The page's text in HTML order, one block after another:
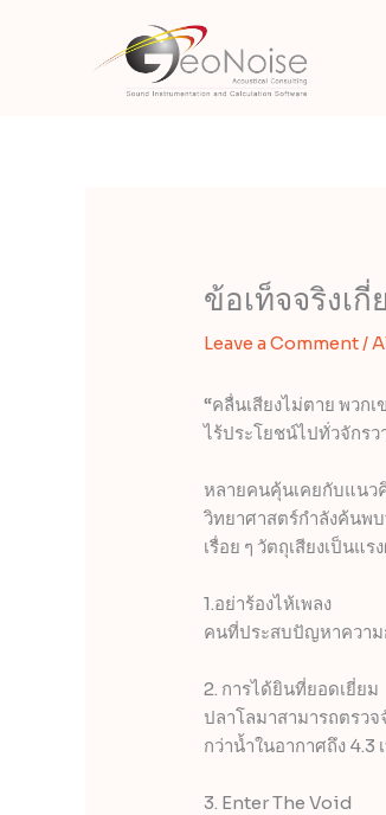
ข้อเท็จจริงเกี่
Leave a Comment/
“คลื่นเสียงไม่ตาย พวก
ไร้ประโยชน์ไปทั่วจักร
หลายคนคุ้นเคยกับแนว
วิทยาศาสตร์กำลังค้นพ
เรื่อย ๆ วัตถุเสียงเป็นแ
1.อย่าร้องไห้เพลง
คนที่ประสบปัญหาความ
2. การได้ยินที่ยอดเยี่ยม
ปลาโลมาสามารถตรวจ
กว่าน้ำในอากาศถึง 4.3
3. Enter The Void